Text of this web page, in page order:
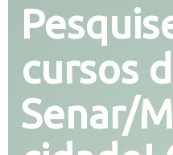
cursos
Senar/